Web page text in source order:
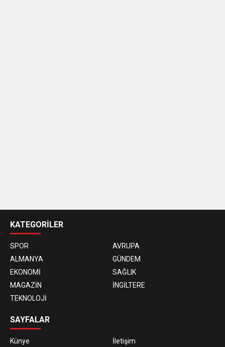
siteleri
KATEGORİLER
SPOR
AVRUPA
ALMANYA
GÜNDEM
EKONOMİ
SAĞLIK
MAGAZİN
İNGİLTERE
TEKNOLOJİ
SAYFALAR
Künye İletişim